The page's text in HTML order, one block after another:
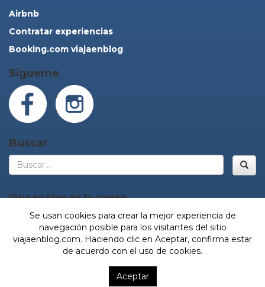
Airbnb
Contratar experiencias
Booking.com viajaenblog
Sígueme
Buscar
Viaja en blog en tu correo
¡Sí, vamos!
© Viaja en blog. Todos los derechos reservados.
Se usan cookies para crear la mejor experiencia de
navegación posible para los visitantes del sitio
viajaenblog.com. Haciendo clic en Aceptar, confirma estar
de acuerdo con el uso de cookies.
Aceptar